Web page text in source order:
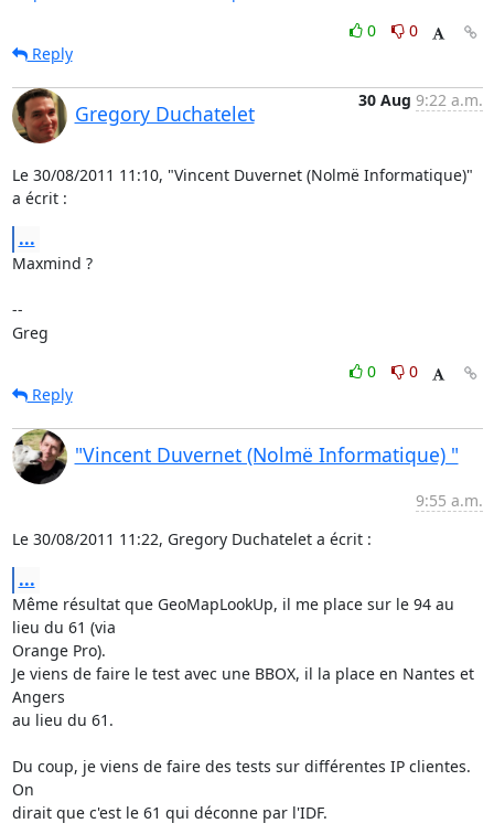
0
0
Reply
Gregory Duchatelet
30 Aug 9:22 a.m.
Le 30/08/2011 11:10, "Vincent Duvernet (Nolmë Informatique)"
a écrit :
...
Maxmind ?
--
Greg
0
0
Reply
"Vincent Duvernet (Nolmë Informatique) "
9:55 a.m.
Le 30/08/2011 11:22, Gregory Duchatelet a écrit :
...
Même résultat que GeoMapLookUp, il me place sur le 94 au
lieu du 61 (via
Orange Pro).
Je viens de faire le test avec une BBOX, il la place en Nantes et
Angers
au lieu du 61.
Du coup, je viens de faire des tests sur différentes IP clientes.
On
dirait que c'est le 61 qui déconne par l'IDF.